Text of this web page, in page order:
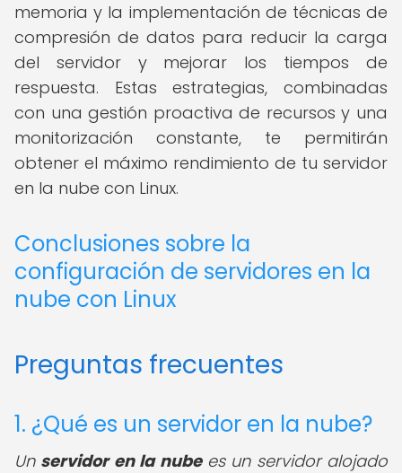
memoria y la implementación de técnicas de
compresión de datos para reducir la carga
del servidor y mejorar los tiempos de
respuesta. Estas estrategias, combinadas
con una gestión proactiva de recursos y una
monitorización constante, te permitirán
obtener el máximo rendimiento de tu servidor
en la nube con Linux.
Conclusiones sobre la
configuración de servidores en la
nube con Linux
Preguntas frecuentes
1. ¿Qué es un servidor en la nube?
Un servidor en la nubees un servidor alojado